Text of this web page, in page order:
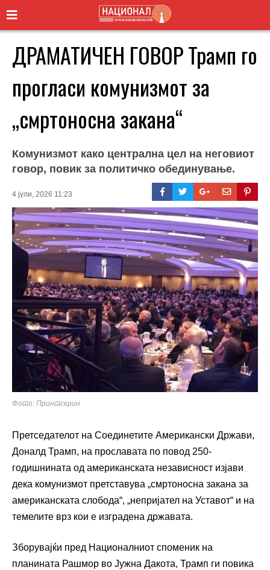
ДРАМАТИЧЕН ГОВОР Трамп го
прогласи комунизмот за
„смртоносна закана“
Комунизмот како централна цел на неговиот
говор, повик за политичко обединување.
4 јули, 2026 11:23
Фото: Принтскрин
Претседателот на Соединетите Американски Држави,
Доналд Трамп, на прославата по повод 250-
годишнината од американската независност изјави
дека комунизмот претставува „смртоносна закана за
американската слобода“, „непријател на Уставот“ и на
темелите врз кои е изградена државата.
Зборувајќи пред Националниот споменик на
планината Рашмор во Јужна Дакота, Трамп ги повика